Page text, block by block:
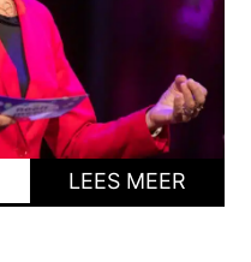
LEES MEER